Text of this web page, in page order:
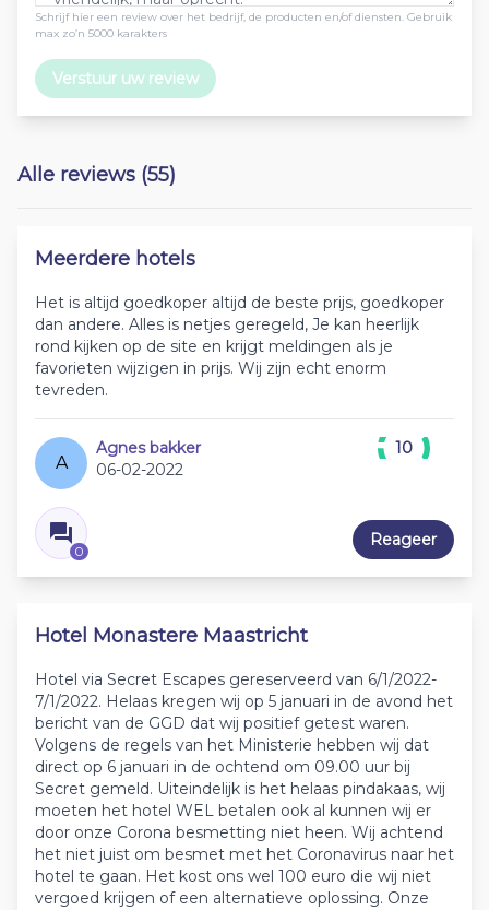
Schrijf hier een review over het bedrijf, de producten en/of diensten. Gebruik
max zo’n 5000 karakters
Verstuur uw review
Alle reviews (55)
Meerdere hotels
Het is altijd goedkoper altijd de beste prijs, goedkoper
dan andere. Alles is netjes geregeld, Je kan heerlijk
rond kijken op de site en krijgt meldingen als je
favorieten wijzigen in prijs. Wij zijn echt enorm
tevreden.
A
Agnes bakker
06-02-2022
0
10
Reageer
Hotel Monastere Maastricht
Hotel via Secret Escapes gereserveerd van 6/1/2022-
7/1/2022. Helaas kregen wij op 5 januari in de avond het
bericht van de GGD dat wij positief getest waren.
Volgens de regels van het Ministerie hebben wij dat
direct op 6 januari in de ochtend om 09.00 uur bij
Secret gemeld. Uiteindelijk is het helaas pindakaas, wij
moeten het hotel WEL betalen ook al kunnen wij er
door onze Corona besmetting niet heen. Wij achtend
het niet juist om besmet met het Coronavirus naar het
hotel te gaan. Het kost ons wel 100 euro die wij niet
vergoed krijgen of een alternatieve oplossing. Onze